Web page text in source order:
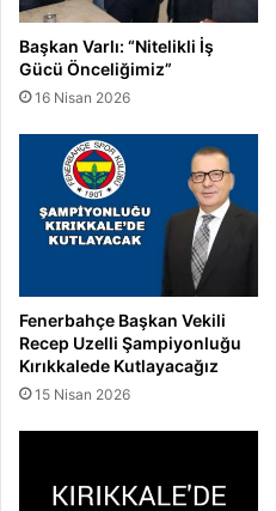
"
Başkan Varlı: “Nitelikli İş
Gücü Önceliğimiz”
16 Nisan 2026
Fenerbahçe Başkan Vekili
Recep Uzelli Şampiyonluğu
Kırıkkalede Kutlayacağız
15 Nisan 2026